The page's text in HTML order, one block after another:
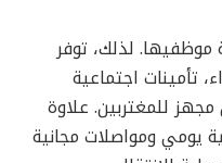
موظفيها. لذلك، توفر
تأمينات اجتماعية
للمغتربين. علاوة
يومي ومواصلات مجانية